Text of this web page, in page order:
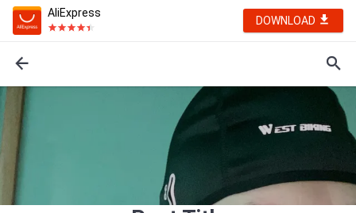
AliExpress
DOWNLOAD